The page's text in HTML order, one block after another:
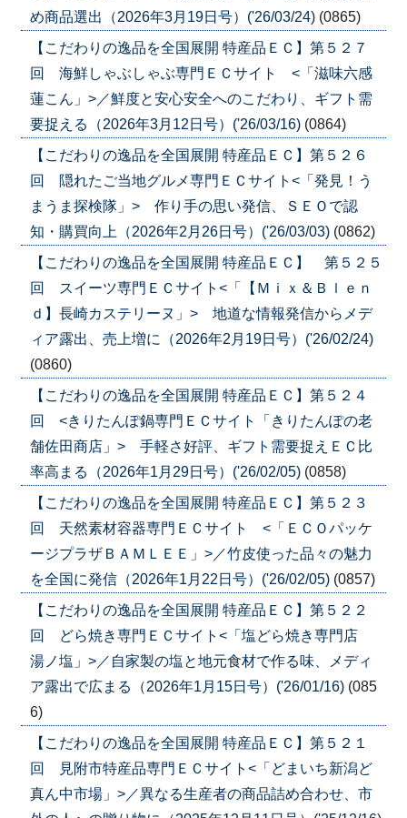
め商品選出（2026年3月19日号）('26/03/24) (0865)
【こだわりの逸品を全国展開 特産品ＥＣ】第５２７
回 海鮮しゃぶしゃぶ専門ＥＣサイト <「滋味六感
蓮こん」>／鮮度と安心安全へのこだわり、ギフト需
要捉える（2026年3月12日号）('26/03/16) (0864)
【こだわりの逸品を全国展開 特産品ＥＣ】第５２６
回 隠れたご当地グルメ専門ＥＣサイト<「発見！う
まうま探検隊」> 作り手の思い発信、ＳＥＯで認
知・購買向上（2026年2月26日号）('26/03/03) (0862)
【こだわりの逸品を全国展開 特産品ＥＣ】 第５２５
回 スイーツ専門ＥＣサイト<「【Ｍｉｘ＆Ｂｌｅｎ
ｄ】長崎カステリーヌ」> 地道な情報発信からメデ
ィア露出、売上増に（2026年2月19日号）('26/02/24)
(0860)
【こだわりの逸品を全国展開 特産品ＥＣ】第５２４
回 <きりたんぽ鍋専門ＥＣサイト「きりたんぽの老
舗佐田商店」> 手軽さ好評、ギフト需要捉えＥＣ比
率高まる（2026年1月29日号）('26/02/05) (0858)
【こだわりの逸品を全国展開 特産品ＥＣ】第５２３
回 天然素材容器専門ＥＣサイト <「ＥＣＯパッケ
ージプラザＢＡＭＬＥＥ」>／竹皮使った品々の魅力
を全国に発信（2026年1月22日号）('26/02/05) (0857)
【こだわりの逸品を全国展開 特産品ＥＣ】第５２２
回 どら焼き専門ＥＣサイト<「塩どら焼き専門店
湯ノ塩」>／自家製の塩と地元食材で作る味、メディ
ア露出で広まる（2026年1月15日号）('26/01/16) (085
6)
【こだわりの逸品を全国展開 特産品ＥＣ】第５２１
回 見附市特産品専門ＥＣサイト<「どまいち新潟ど
真ん中市場」>／異なる生産者の商品詰め合わせ、市